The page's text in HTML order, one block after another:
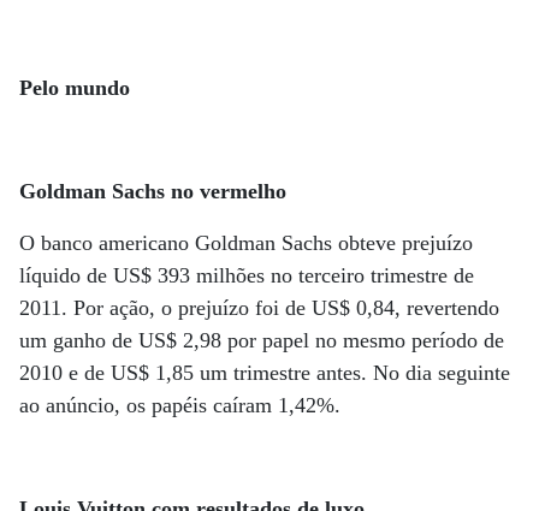
Pelo mundo
Goldman Sachs no vermelho
O banco americano Goldman Sachs obteve prejuízo
líquido de US$ 393 milhões no terceiro trimestre de
2011. Por ação, o prejuízo foi de US$ 0,84, revertendo
um ganho de US$ 2,98 por papel no mesmo período de
2010 e de US$ 1,85 um trimestre antes. No dia seguinte
ao anúncio, os papéis caíram 1,42%.